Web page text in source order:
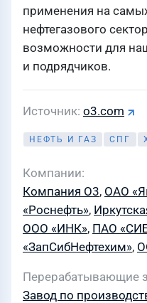
применения на
нефтегазового
возможности для
и подрядчиков.
Источник o3.com
НЕФТЬ И ГАЗ СПГ
Компании
Компания О3, ОАО
«Роснефть»,
ООО «ИНК», ПАО
«ЗапСибНефтехим»,
Перерабатывающие
Завод по